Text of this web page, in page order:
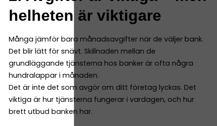
helheten är viktigare
Många jämför bara månadsavgifter när de väljer bank.
Det blir lätt för snävt. Skillnaden mellan de
grundläggande tjänsterna hos banker är ofta några
hundralappar i månaden.
Det är inte det som avgör om ditt företag lyckas. Det
viktiga är hur tjänsterna fungerar i vardagen, och hur
brett utbud banken har.